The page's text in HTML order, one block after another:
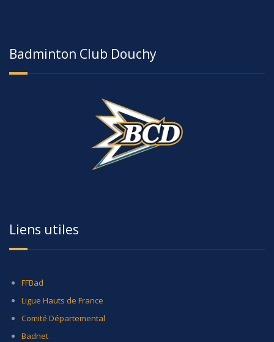
Badminton Club Douchy
Liens utiles
FFBad
Ligue Hauts de France
Comité Départemental
Badnet